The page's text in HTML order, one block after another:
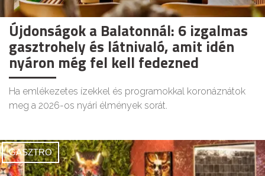
Újdonságok a Balatonnál: 6 izgalmas
gasztrohely és látnivaló, amit idén
nyáron még fel kell fedezned
Ha emlékezetes ízekkel és programokkal koronáznátok
meg a 2026-os nyári élmények sorát.
GASZTRO